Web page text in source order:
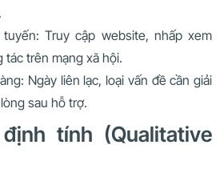
Truy cập website, nhấp xem
tác trên mạng xã hội.
Ngày liên lạc, loại vấn đề cần giải
sau hỗ trợ.
tính (Qualitative